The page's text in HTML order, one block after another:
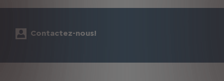
Contactez-nous!